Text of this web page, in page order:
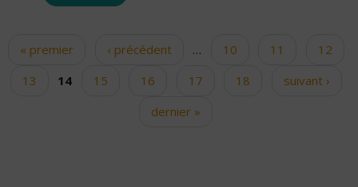
Pages
« premier ‹ précédent … 10 11
12
13
14 15 16 17 18
suivant ›
dernier »